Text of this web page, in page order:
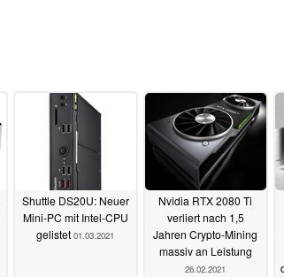
Shuttle DS20U: Neuer
Mini-PC mit Intel-CPU
gelistet 01.03.2021
Nvidia RTX 2080 Ti
verliert nach 1,5
Jahren Crypto-Mining
massiv an Leistung
26.02.2021